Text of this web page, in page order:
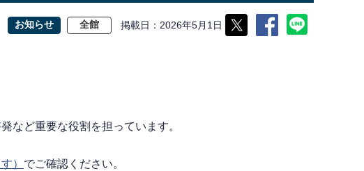
お知らせ 全館 掲載日 2026年5月1日
など重要な役割を担っています。
） でご確認ください。